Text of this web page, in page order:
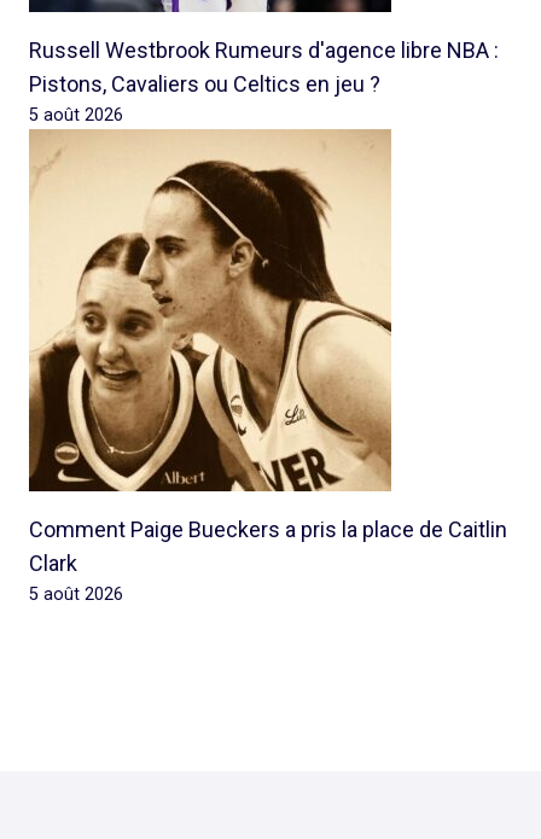
Russell Westbrook Rumeurs d'agence libre NBA :
Pistons, Cavaliers ou Celtics en jeu ?
5 août 2026
Comment Paige Bueckers a pris la place de Caitlin
Clark
5 août 2026